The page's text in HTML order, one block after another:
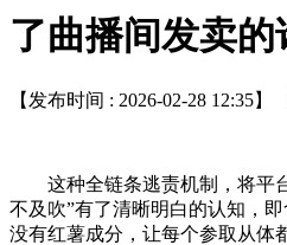
了曲播间发卖
【发布时间 : 2026-02-28 12:35】
这种全链条逃责机制，将平
不及吹”有了清晰明白的认知，
没有红薯成分，让每个参取从体